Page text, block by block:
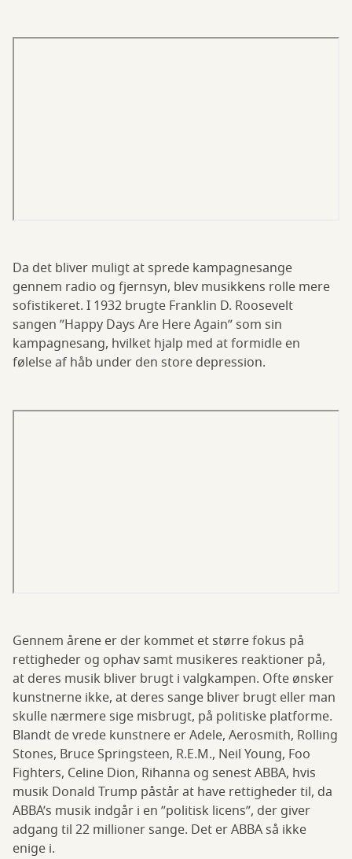
Da det bliver muligt at sprede kampagnesange
gennem radio og fjernsyn, blev musikkens rolle mere
sofistikeret. I 1932 brugte Franklin D. Roosevelt
sangen ”Happy Days Are Here Again” som sin
kampagnesang, hvilket hjalp med at formidle en
følelse af håb under den store depression.
Gennem årene er der kommet et større fokus på
rettigheder og ophav samt musikeres reaktioner på,
at deres musik bliver brugt i valgkampen. Ofte ønsker
kunstnerne ikke, at deres sange bliver brugt eller man
skulle nærmere sige misbrugt, på politiske platforme.
Blandt de vrede kunstnere er Adele, Aerosmith, Rolling
Stones, Bruce Springsteen, R.E.M., Neil Young, Foo
Fighters, Celine Dion, Rihanna og senest ABBA, hvis
musik Donald Trump påstår at have rettigheder til, da
ABBA’s musik indgår i en ”politisk licens”, der giver
adgang til 22 millioner sange. Det er ABBA så ikke
enige i.